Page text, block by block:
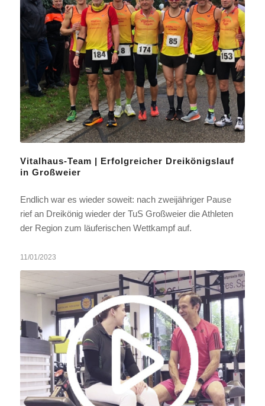
Vitalhaus-Team | Erfolgreicher Dreikönigslauf
in Großweier
Endlich war es wieder soweit: nach zweijähriger Pause
rief an Dreikönig wieder der TuS Großweier die Athleten
der Region zum läuferischen Wettkampf auf.
11/01/2023